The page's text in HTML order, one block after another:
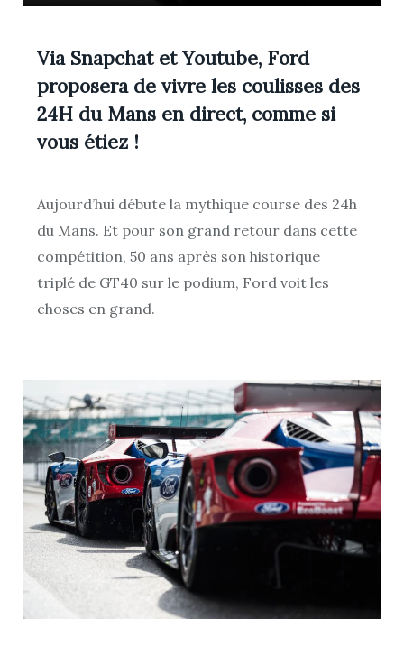
Via Snapchat et Youtube, Ford
proposera de vivre les coulisses des
24H du Mans en direct, comme si
vous étiez !
Aujourd’hui débute la mythique course des 24h
du Mans. Et pour son grand retour dans cette
compétition, 50 ans après son historique
triplé de GT40 sur le podium, Ford voit les
choses en grand.